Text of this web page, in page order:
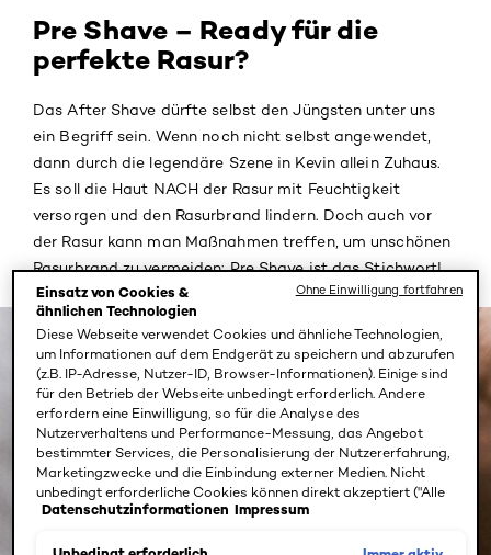
Pre Shave – Ready für die
perfekte Rasur?
Das After Shave dürfte selbst den Jüngsten unter uns
ein Begriff sein. Wenn noch nicht selbst angewendet,
dann durch die legendäre Szene in Kevin allein Zuhaus.
Es soll die Haut NACH der Rasur mit Feuchtigkeit
versorgen und den Rasurbrand lindern. Doch auch vor
der Rasur kann man Maßnahmen treffen, um unschönen
Rasurbrand zu vermeiden: Pre Shave ist das Stichwort!
Einsatz von Cookies &
ähnlichen Technologien
Diese Webseite verwendet Cookies und ähnliche Technologien,
um Informationen auf dem Endgerät zu speichern und abzurufen
(z.B. IP-Adresse, Nutzer-ID, Browser-Informationen). Einige sind
für den Betrieb der Webseite unbedingt erforderlich. Andere
erfordern eine Einwilligung, so für die Analyse des
Nutzerverhaltens und Performance-Messung, das Angebot
bestimmter Services, die Personalisierung der Nutzererfahrung,
Marketingzwecke und die Einbindung externer Medien. Nicht
unbedingt erforderliche Cookies können direkt akzeptiert ("Alle
akzeptieren") oder abgelehnt ("Ohne Einwilligung fortfahren")
ebenfalls möglich und speicherbar ("Auswahl speichern"). Die
Datenschutzinformationen Impressum
Ohne Einwilligung fortfahren